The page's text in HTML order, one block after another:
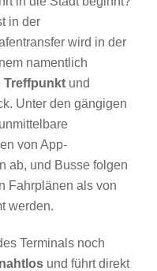
in der
wird in der
namentlich
Treffpunkt und
Unter den gängigen
von App-
ab, und Busse folgen
Fahrplänen als von
werden.
Terminals noch
nahtlos und führt direkt